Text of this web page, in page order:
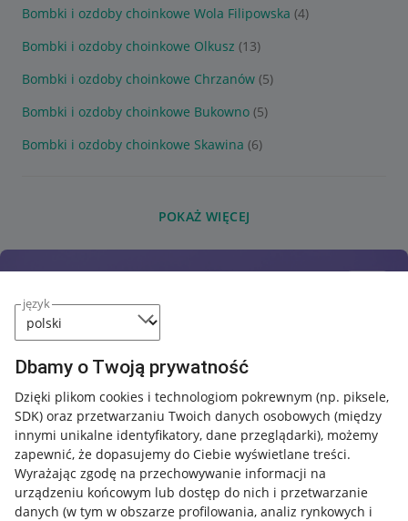
język
Dbamy o Twoją prywatność
Dzięki plikom cookies i technologiom pokrewnym (np. piksele,
SDK) oraz przetwarzaniu Twoich danych osobowych (między
innymi unikalne identyfikatory, dane przeglądarki), możemy
zapewnić, że dopasujemy do Ciebie wyświetlane treści.
Wyrażając zgodę na przechowywanie informacji na
urządzeniu końcowym lub dostęp do nich i przetwarzanie
danych (w tym w obszarze profilowania, analiz rynkowych i
Bombki i ozdoby choinkowe Wola Filipowska (4)
Bombki i ozdoby choinkowe Olkusz (13)
Bombki i ozdoby choinkowe Chrzanów (5)
Bombki i ozdoby choinkowe Bukowno (5)
Bombki i ozdoby choinkowe Skawina (6)
POKAŻ WIĘCEJ